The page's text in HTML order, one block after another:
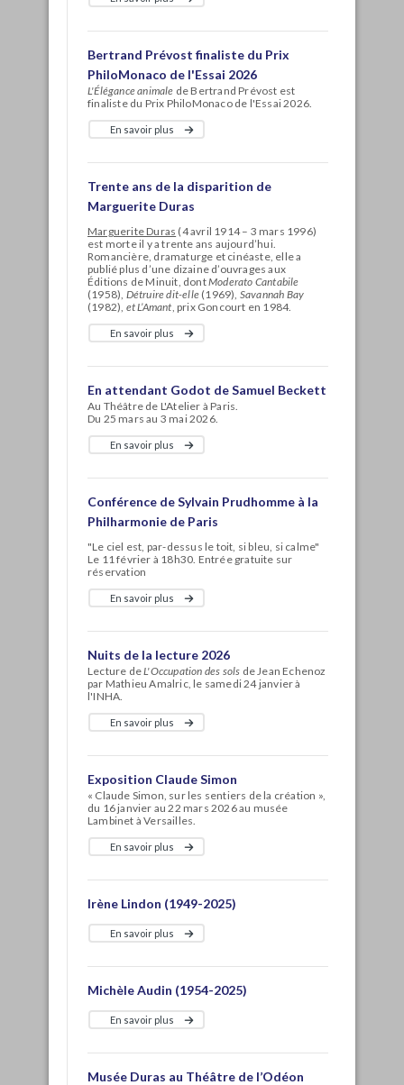
Bertrand Prévost finaliste du Prix
PhiloMonaco de l'Essai 2026
L'Élégance animale de Bertrand Prévost est
finaliste du Prix PhiloMonaco de l'Essai 2026.
En savoir plus
Trente ans de la disparition de
Marguerite Duras
Marguerite Duras (4 avril 1914 – 3 mars 1996)
est morte il y a trente ans aujourd’hui.
Romancière, dramaturge et cinéaste, elle a
publié plus d’une dizaine d’ouvrages aux
Éditions de Minuit, dontModerato Cantabile
(1958), Détruire dit-elle (1969), Savannah Bay
(1982), et L’Amant , prix Goncourt en 1984.
En savoir plus
En attendant Godot de Samuel Beckett
Au Théâtre de L'Atelier à Paris.
Du 25 mars au 3 mai 2026.
En savoir plus
Conférence de Sylvain Prudhomme à la
Philharmonie de Paris
"Le ciel est, par-dessus le toit, si bleu, si calme"
Le 11 février à 18h30. Entrée gratuite sur
réservation
En savoir plus
Nuits de la lecture 2026
Lecture deL'Occupation des sols de Jean Echenoz
par Mathieu Amalric, le samedi 24 janvier à
l'INHA.
En savoir plus
Exposition Claude Simon
« Claude Simon, sur les sentiers de la création »,
du 16 janvier au 22 mars 2026 au musée
Lambinet à Versailles.
En savoir plus
Irène Lindon (1949-2025)
En savoir plus
Michèle Audin (1954-2025)
En savoir plus
Musée Duras au Théâtre de l’Odéon